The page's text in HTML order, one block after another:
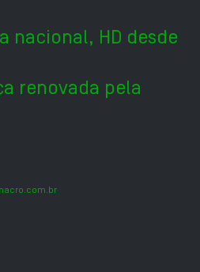
nacional, HD desde
renovada pela